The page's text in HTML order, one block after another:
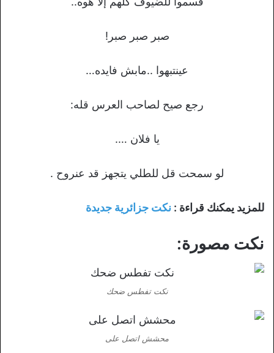
صبر صبر صبر!
عينتبهوا ..مابش فايده…
رجع صيح لصاحب العرس قله:
يا فلان ….
لو سمحت قل للطلي يتجهز قد عنروح .
للمزيد يمكنك قراءة : نكت جزائرية جديدة
نكت مصورة:
نكت تفطس ضحك
محشش اتصل على